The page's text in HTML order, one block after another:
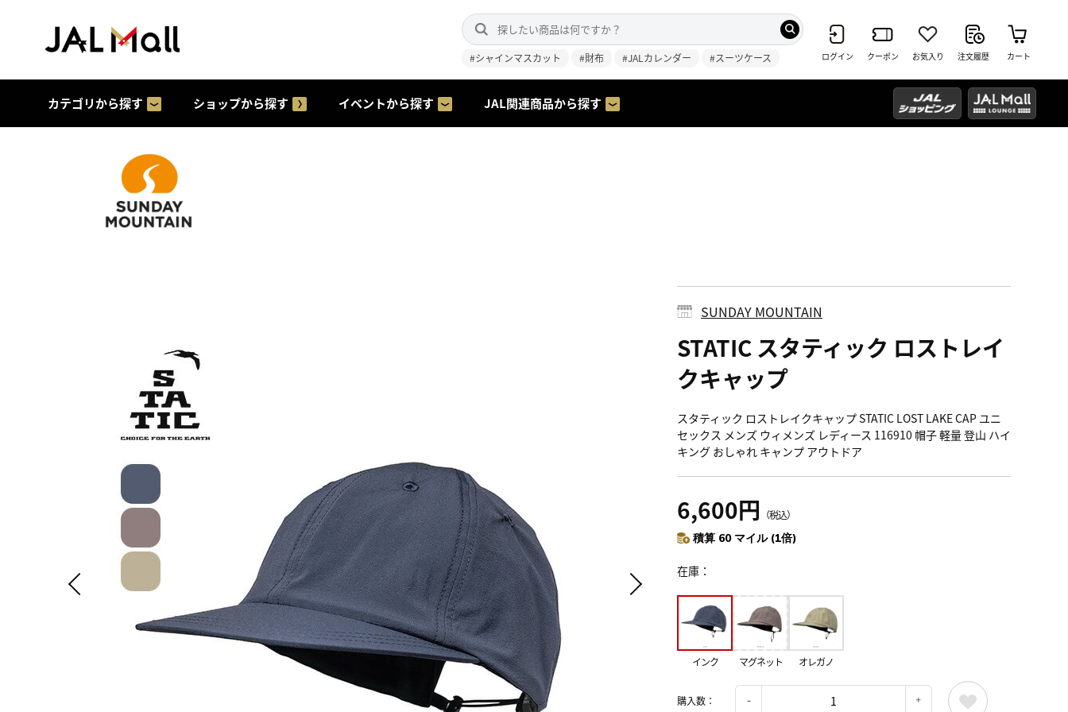
#シャインマスカット #財布 #JALカレンダー #スーツケース ログイン クーポン お気入り 注文履歴 カート
カテゴリから探す ショップから探す イベントから探す JAL関連商品から探す
SUNDAY MOUNTAIN
STATIC スタティック ロストレイ
クキャップ
スタティック ロストレイクキャップ STATIC LOST LAKE CAP ユニ
セックス メンズ ウィメンズ レディース 116910 帽子 軽量 登山 ハイ
キング おしゃれ キャンプ アウトドア
6,600円 （税込）
積算 60 マイル (1倍)
在庫
インク マグネット オレガノ
購入数：